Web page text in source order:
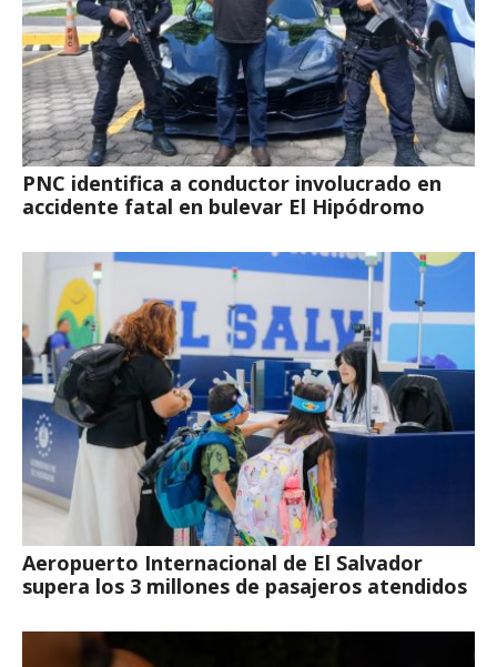
PNC identifica a conductor involucrado en
accidente fatal en bulevar El Hipódromo
Aeropuerto Internacional de El Salvador
supera los 3 millones de pasajeros atendidos